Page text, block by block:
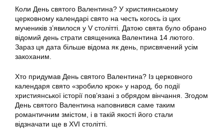
Коли День святого Валентина? У християнському
церковному календарі свято на честь когось із цих
мучеників з’явилося у V столітті. Датою свята було обрано
відомий день страти священика Валентина 14 лютого.
Зараз ця дата більше відома як день, присвячений усім
закоханим.
Хто придумав День святого Валентина? Із церковного
календаря свято «зробило крок» у народ, бо події
християнської історії пов’язані з обрядом вінчання. Згодом
День святого Валентина наповнився саме таким
романтичним змістом, і в такій якості його стали
відзначати ще в XVI столітті.